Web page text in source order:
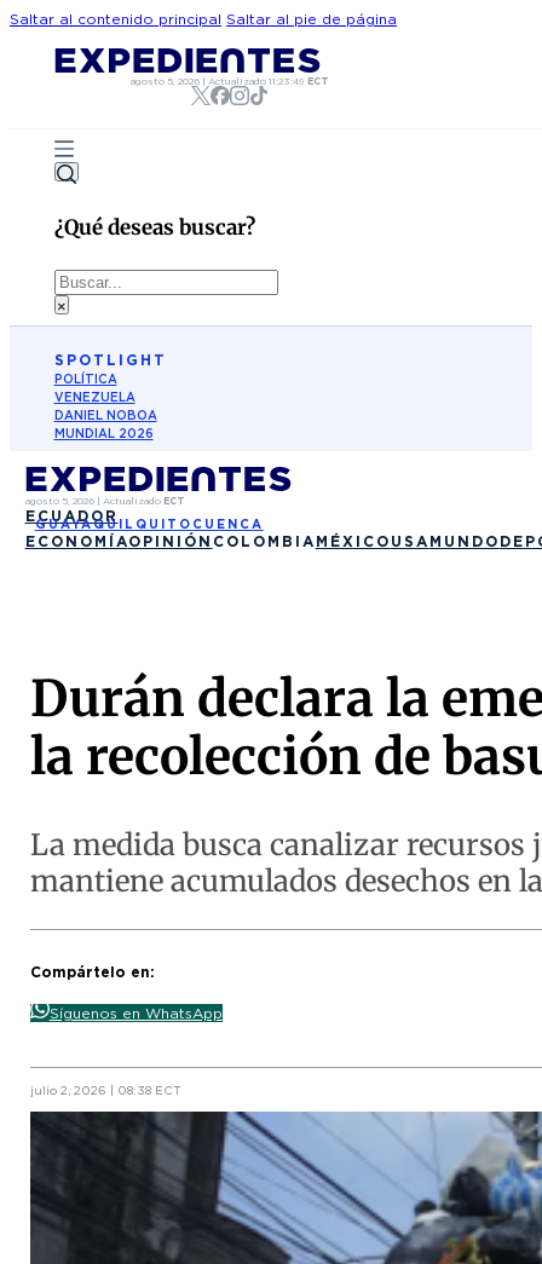
Saltar al contenido principal Saltar al pie de página
agosto 5, 2026 |Actualizado11:23:49 ECT
¿Qué deseas buscar?
Buscar
×
SPOTLIGHT
POLÍTICA
VENEZUELA
DANIEL NOBOA
MUNDIAL 2026
agosto 5, 2026| Actualizado ECT
ECUADOR
GUAYAQUIL QUITO CUENCA
ECONOMÍAOPINIÓN COLOMBIA MÉXICO USA MUNDO
Durán declara la
la recolección de
La medida busca canalizar
mantiene acumulados desechos en
Compártelo en:
Síguenos en WhatsApp
julio 2, 2026 | 08:38 ECT